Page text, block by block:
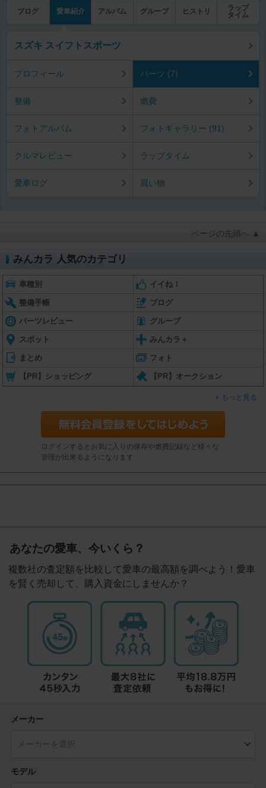
ブログ 愛車紹介 アルバム グループ ヒストリ
ラップ
タイム
スズキ スイフトスポーツ
プロフィール パーツ (7)
整備 燃費
フォトアルバム フォトギャラリー (91)
クルマレビュー ラップタイム
愛車ログ 買い物
ページの先頭へ ▲
みんカラ 人気のカテゴリ
車種別 イイね！
整備手帳 ブログ
パーツレビュー グループ
スポット みんカラ＋
まとめ フォト
【PR】ショッピング 【PR】オークション
もっと見る
ログインするとお気に入りの保存や燃費記録など様々な
管理が出来るようになります
あなたの愛車、今いくら？
複数社の査定額を比較して愛車の最高額を調べよう！愛車
を賢く売却して、購入資金にしませんか？
メーカー
モデル